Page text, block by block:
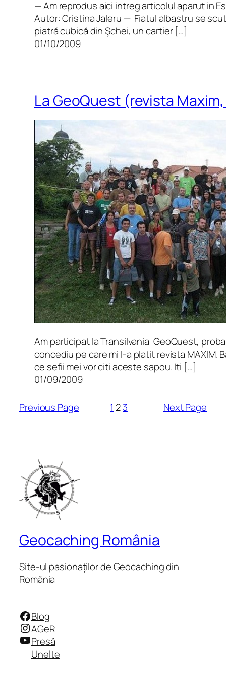
— Am reprodus aici intreg articolul aparut in
Autor: Cristina Jaleru — Fiatul albastru se
piatră cubică din Şchei, un cartier […]
01/10/2009
La GeoQuest (revista
Am participat la Transilvania GeoQuest,
concediu pe care mi l-a platit revista MAXIM.
ce sefii mei vor citi aceste sapou. Iti […]
01/09/2009
Previous Page 1 23 Next Page
Geocaching România
Site-ul pasionaților de Geocaching din
România
Facebook
Instagram
YouTube
Blog
AGeR
Presă
Unelte